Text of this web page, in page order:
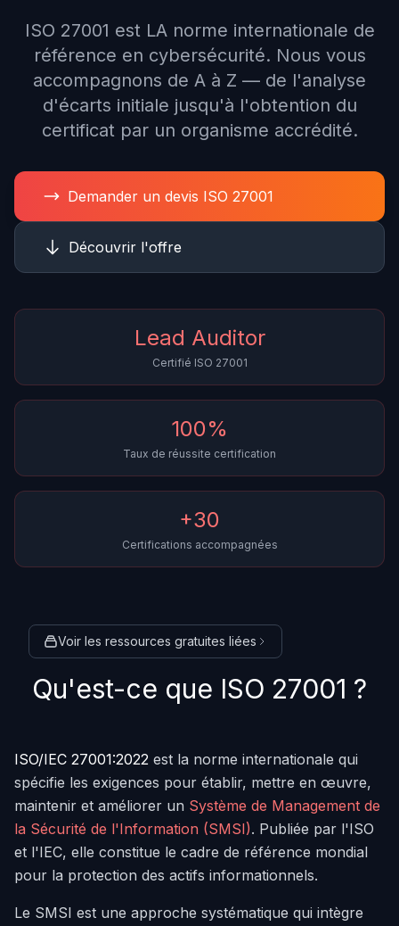
ISO 27001 est LA norme internationale de
référence en cybersécurité. Nous vous
accompagnons de A à Z — de l'analyse
d'écarts initiale jusqu'à l'obtention du
certificat par un organisme accrédité.
Demander un devis ISO 27001
Découvrir l'offre
Lead Auditor
Certifié ISO 27001
100%
Taux de réussite certification
+30
Certifications accompagnées
Voir les ressources gratuites liées
Qu'est-ce que ISO 27001 ?
ISO/IEC 27001:2022 est la norme internationale qui
spécifie les exigences pour établir, mettre en œuvre,
maintenir et améliorer un Système de Management de
la Sécurité de l'Information (SMSI). Publiée par l'ISO
et l'IEC, elle constitue le cadre de référence mondial
pour la protection des actifs informationnels.
Le SMSI est une approche systématique qui intègre